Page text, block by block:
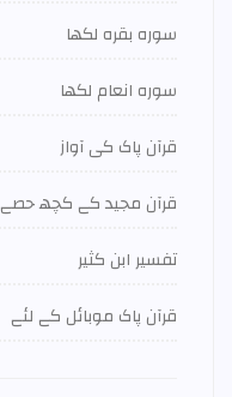
سورہ بقرہ لکھا
سورہ انعام لکھا
قرآن پاک کی آواز
قرآن مجید کے کچھ حصے
تفسير ابن كثير
قرآن پاک موبائل کے لئے